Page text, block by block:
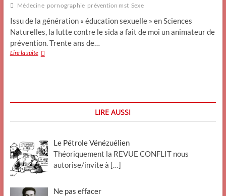
Médecine pornographie prévention mst Sexe
Issu de la génération « éducation sexuelle » en Sciences
Naturelles, la lutte contre le sida a fait de moi un animateur de
prévention. Trente ans de…
Lire la suiteAdolescence
LIRE AUSSI
Le Pétrole Vénézuélien
Théoriquement la REVUE CONFLIT nous
autorise/invite à […]
Ne pas effacer